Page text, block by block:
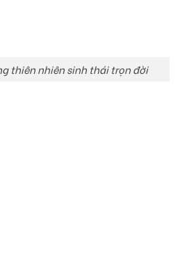
thiên nhiên sinh thái trọn đời